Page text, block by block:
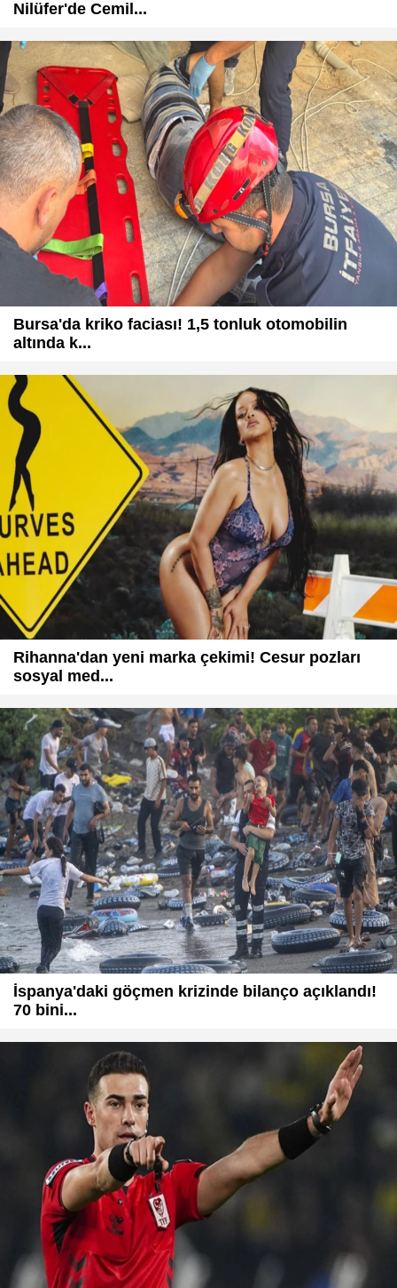
Nilüfer'de Cemil...
Bursa'da kriko faciası! 1,5 tonluk otomobilin
altında k...
Rihanna'dan yeni marka çekimi! Cesur pozları
sosyal med...
İspanya'daki göçmen krizinde bilanço açıklandı!
70 bini...